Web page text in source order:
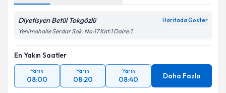
Diyetisyen Betül Tokgözlü Haritada Göster
Yenimahalle Serdar Sok. No:17 Kat:1 Daire:1
En Yakın Saatler
Yarın
08:00
Yarın
08:20
Yarın
08:40 Daha Fazla